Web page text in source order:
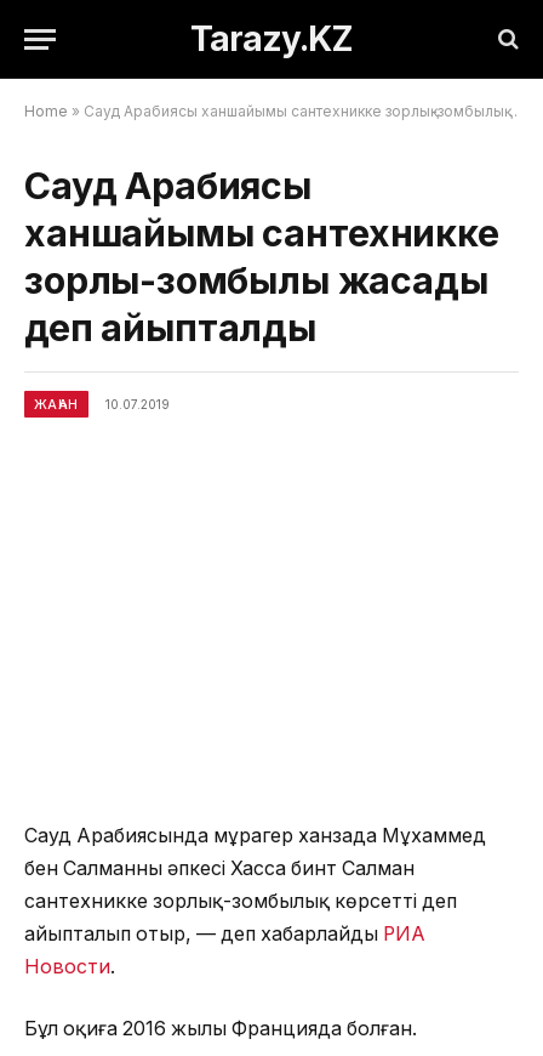
Tarazy.KZ
Home » Сауд Арабиясы ханшайымы сантехникке зорлық-зомбылық жасады деп айыпталды
Сауд Арабиясы
ханшайымы сантехникке
зорлық-зомбылық жасады
деп айыпталды
ЖАҺАН 10.07.2019
Сауд Арабиясында мұрагер ханзада Мұхаммед
бен Салманның әпкесі Хасса бинт Салман
сантехникке зорлық-зомбылық көрсетті деп
айыпталып отыр, — деп хабарлайды РИА
Новости.
Бұл оқиға 2016 жылы Францияда болған.